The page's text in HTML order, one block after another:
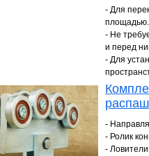
- Для
площадью.
- Не
и перед
- Для
-
- Ролик
-